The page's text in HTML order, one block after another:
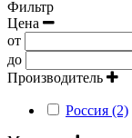
Фильтр
Цена
от
до
Производитель
Россия (2)